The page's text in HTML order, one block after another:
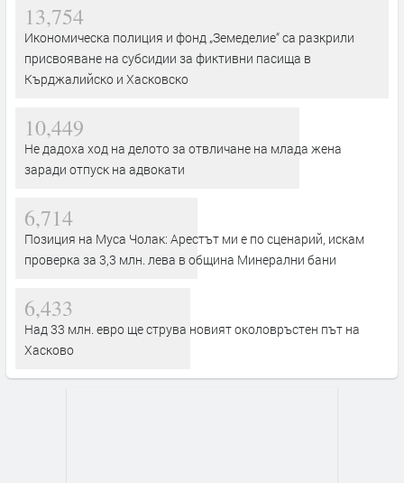
13,754
Икономическа полиция и фонд „Земеделие“ са разкрили
присвояване на субсидии за фиктивни пасища в
Кърджалийско и Хасковско
10,449
Не дадоха ход на делото за отвличане на млада жена
заради отпуск на адвокати
6,714
Позиция на Муса Чолак: Арестът ми е по сценарий, искам
проверка за 3,3 млн. лева в община Минерални бани
6,433
Над 33 млн. евро ще струва новият околовръстен път на
Хасково